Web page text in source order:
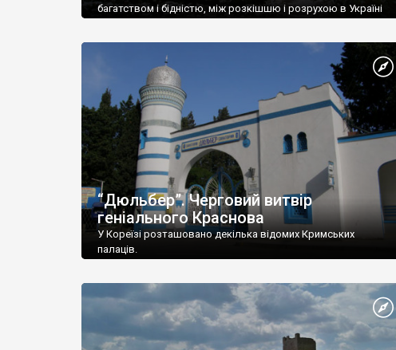
багатством і бідністю, між розкішшю і розрухою в Україні
“Дюльбер”. Черговий витвір
геніального Краснова
У Кореїзі розташовано декілька відомих Кримських
палаців.